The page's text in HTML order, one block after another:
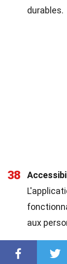
durables.
38
aux
39